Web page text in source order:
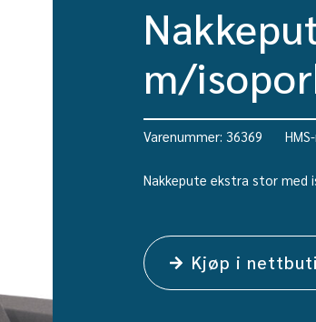
m/
Varenummer: 36369
Nakkepute ekstra stor med
Kjøp i